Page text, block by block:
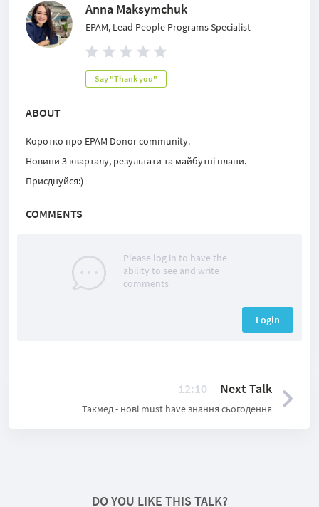
Anna Maksymchuk
EPAM, Lead People Programs Specialist
Say "Thank you"
ABOUT
Коротко про EPAM Donor community.
Новини 3 кварталу, результати та майбутні плани.
Приєднуйся:)
COMMENTS
Please log in to have the
ability to see and write
comments
Login
12:10 Next Talk
Такмед - нові must have знання сьогодення
DO YOU LIKE THIS TALK?